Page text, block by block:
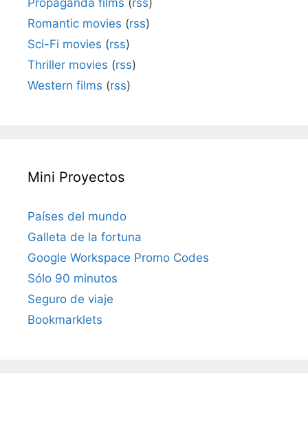
Propaganda films (rss)
Romantic movies (rss)
Sci-Fi movies (rss)
Thriller movies (rss)
Western films (rss)
Mini Proyectos
Países del mundo
Galleta de la fortuna
Google Workspace Promo Codes
Sólo 90 minutos
Seguro de viaje
Bookmarklets